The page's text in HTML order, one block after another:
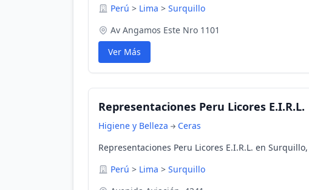
Perú > Lima > Surquillo
Av Angamos Este Nro 1101
Ver Más
Representaciones Peru Licores E.I.R.L.
Higiene y Belleza
Ceras
Representaciones Peru Licores E.I.R.L. en
Perú > Lima > Surquillo